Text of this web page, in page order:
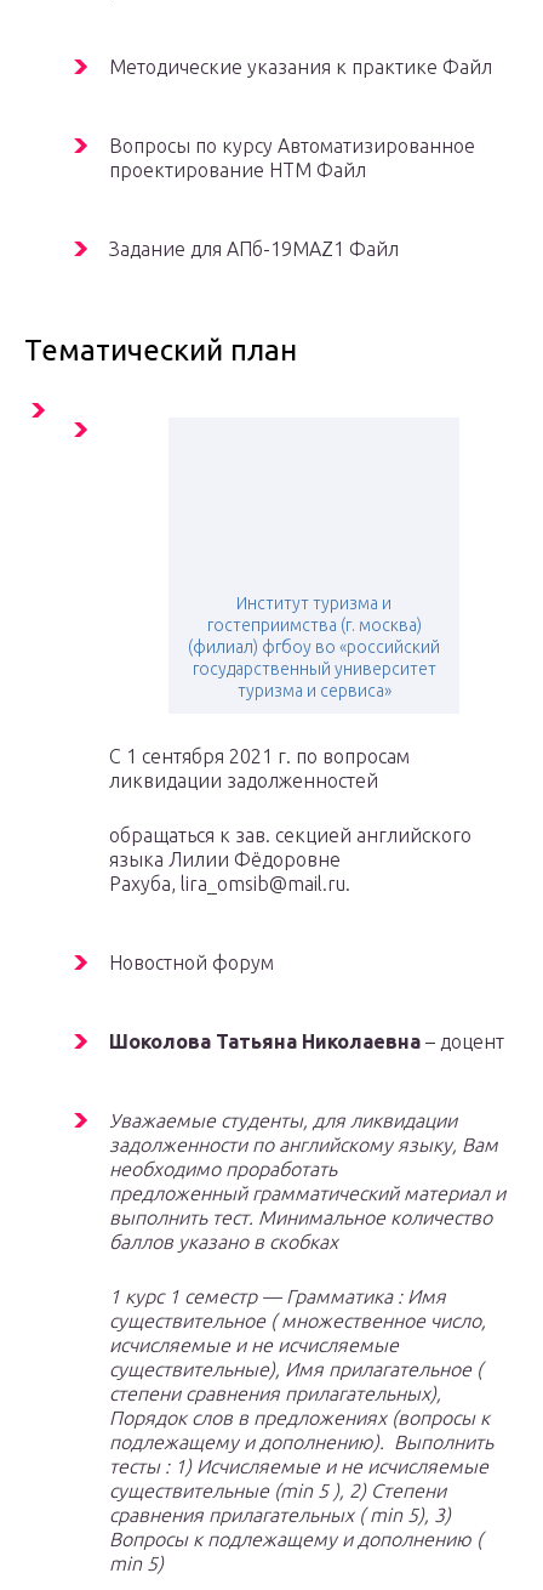
Методические указания к практике Файл
Вопросы по курсу Автоматизированное
проектирование НТМ Файл
Задание для АПб-19МАZ1 Файл
Тематический план
Институт туризма и
гостеприимства (г. москва)
(филиал) фгбоу во «российский
государственный университет
туризма и сервиса»
С 1 сентября 2021 г. по вопросам
ликвидации задолженностей
обращаться к зав. секцией английского
языка Лилии Фёдоровне
Рахуба, lira_omsib@mail.ru.
Новостной форум
Шоколова Татьяна Николаевна – доцент
Уважаемые студенты, для ликвидации
задолженности по английскому языку, Вам
необходимо проработать
предложенный грамматический материал и
выполнить тест. Минимальное количество
баллов указано в скобках
1 курс 1 семестр — Грамматика : Имя
существительное ( множественное число,
исчисляемые и не исчисляемые
существительные), Имя прилагательное (
степени сравнения прилагательных),
Порядок слов в предложениях (вопросы к
подлежащему и дополнению). Выполнить
тесты : 1) Исчисляемые и не исчисляемые
существительные (min 5 ), 2) Степени
сравнения прилагательных ( min 5), 3)
Вопросы к подлежащему и дополнению (
min 5)